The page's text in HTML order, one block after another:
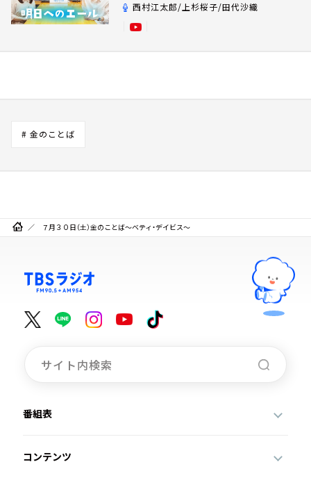
西村江太郎/上杉桜子/田代沙織
# 金のことば
７月３０日（土）金のことば～ベティ・デイビス～
番組表
コンテンツ